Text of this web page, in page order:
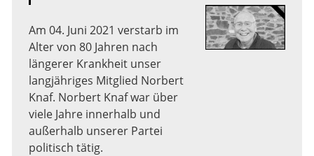
Am 04. Juni 2021 verstarb im
Alter von 80 Jahren nach
längerer Krankheit unser
langjähriges Mitglied Norbert
Knaf. Norbert Knaf war über
viele Jahre innerhalb und
außerhalb unserer Partei
politisch tätig.